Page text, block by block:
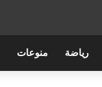
رياضة منوعات